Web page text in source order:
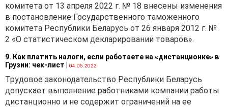
комитета от 13 апреля 2022 г. № 18 внесены изменения
в постановление Государственного таможенного
комитета Республики Беларусь от 26 января 2012 г. №
2 «О статистическом декларировании товаров».
9. Как платить налоги, если работаете на «дистанционке» в
Грузии: чек-лист
04.05.2022
Трудовое законодательство Республики Беларусь
допускает выполнение работниками компании работы
дистанционно и не содержит ограничений на ее